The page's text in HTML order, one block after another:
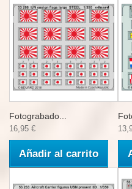
Fotograbado...
16,95 €
Añadir al carrito